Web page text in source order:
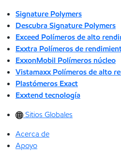
Signature Polymers
Descubra Signature Polymers
Exceed Polímeros de alto
Exxtra Polímeros de
ExxonMobil Polímeros núcleo
Vistamaxx Polímeros de alto
Plastómeros Exact
Exxtend tecnología
Sitios Globales
Acerca de
Apoyo